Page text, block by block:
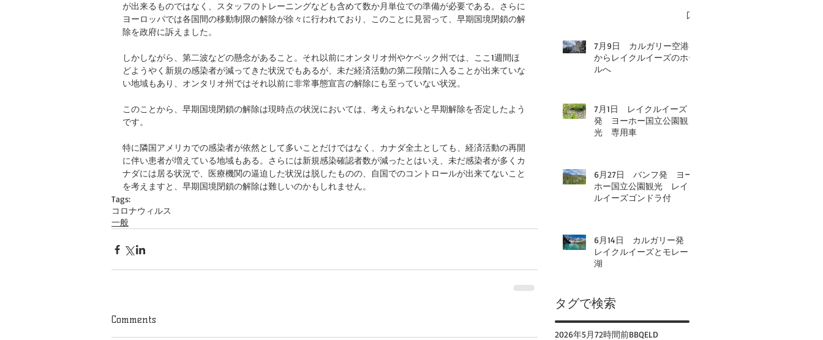
が出来るものではなく、スタッフのトレーニングなども含めて数か月単位での準備が必要である。さらに
ヨーロッパでは各国間の移動制限の解除が徐々に行われており、このことに見習って、早期国境閉鎖の解
除を政府に訴えました。
しかしながら、第二波などの懸念があること。それ以前にオンタリオ州やケベック州では、ここ1週間ほ
どようやく新規の感染者が減ってきた状況でもあるが、未だ経済活動の第二段階に入ることが出来ていな
い地域もあり、オンタリオ州ではそれ以前に非常事態宣言の解除にも至っていない状況。
このことから、早期国境閉鎖の解除は現時点の状況においては、考えられないと早期解除を否定したよう
です。
特に隣国アメリカでの感染者が依然として多いことだけではなく、カナダ全土としても、経済活動の再開
に伴い患者が増えている地域もある。さらには新規感染確認者数が減ったとはいえ、未だ感染者が多くカ
ナダには居る状況で、医療機関の逼迫した状況は脱したものの、自国でのコントロールが出来てないこと
を考えますと、早期国境閉鎖の解除は難しいのかもしれません。
Tags:
コロナウィルス
一般
Comments
7月9日 カルガリー空港
からレイクルイーズのホテ
ルへ
7月1日 レイクルイーズ
発 ヨーホー国立公園観
光 専用車
6月27日 バンフ発 ヨー
ホー国立公園観光 レイク
ルイーズゴンドラ付
6月14日 カルガリー発
レイクルイーズとモレーン
湖
タグで検索
2026年5月72時間前BBQELD